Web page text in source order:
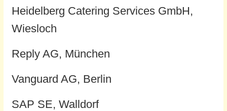
Heidelberg Catering Services GmbH,
Wiesloch
Reply AG, München
Vanguard AG, Berlin
SAP SE, Walldorf